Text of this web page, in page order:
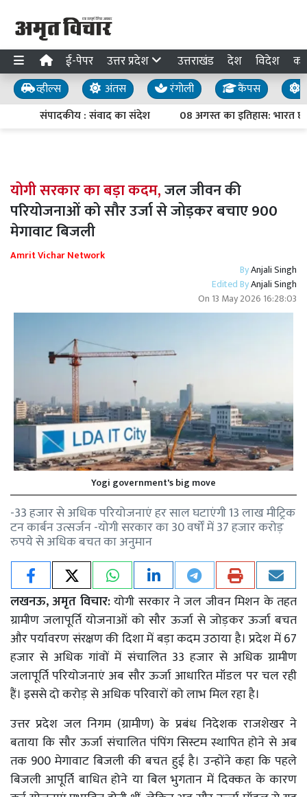
ई-पेपर उत्तर प्रदेश उत्तराखंड देश विदेश
व्हील्स अंतस रंगोली कैंपस
संपादकीय : संवाद का संदेश
08 अगस्त का इतिहास: भारत
योगी सरकार का बड़ा कदम,जल जीवन की
परियोजनाओं को सौर उर्जा से जोड़कर बचाए 900
मेगावाट बिजली
Amrit Vichar Network
ByAnjali Singh
Edited ByAnjali Singh
On 13 May 2026 16:28:03
Yogi government's big move
-33 हजार से अधिक परियोजनाएं हर साल घटाएंगी 13 लाख मीट्रिक
टन कार्बन उत्सर्जन -योगी सरकार का 30 वर्षों में 37 हजार करोड़
रुपये से अधिक बचत का अनुमान
लखनऊ, अमृत विचार:योगी सरकार ने जल जीवन मिशन के तहत
ग्रामीण जलापूर्ति योजनाओं को सौर ऊर्जा से जोड़कर ऊर्जा बचत
और पर्यावरण संरक्षण की दिशा में बड़ा कदम उठाया है। प्रदेश में 67
हजार से अधिक गांवों में संचालित 33 हजार से अधिक ग्रामीण
जलापूर्ति परियोजनाएं अब सौर ऊर्जा आधारित मॉडल पर चल रही
हैं। इससे दो करोड़ से अधिक परिवारों को लाभ मिल रहा है।
उत्तर प्रदेश जल निगम (ग्रामीण) के प्रबंध निदेशक राजशेखर ने
बताया कि सौर ऊर्जा संचालित पंपिंग सिस्टम स्थापित होने से अब
तक 900 मेगावाट बिजली की बचत हुई है। उन्होंने कहा कि पहले
बिजली आपूर्ति बाधित होने या बिल भुगतान में दिक्कत के कारण